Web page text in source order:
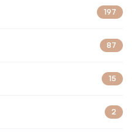
197
87
15
2